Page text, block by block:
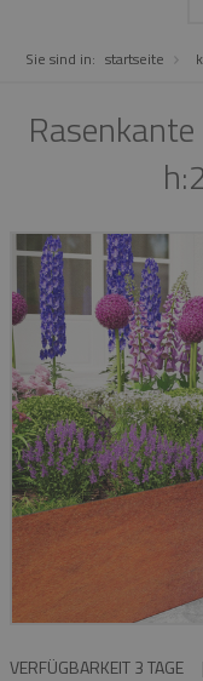
Sie sind in: startseite
VERFÜGBARKEIT 3 TAGE